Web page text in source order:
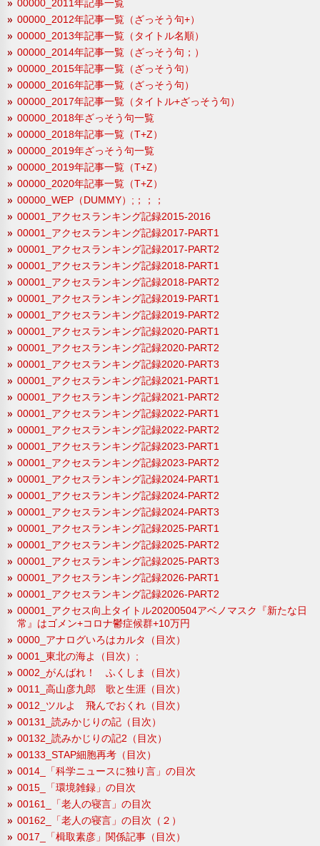
00000_2011年記事一覧
00000_2012年記事一覧（ざっそう句+）
00000_2013年記事一覧（タイトル名順）
00000_2014年記事一覧（ざっそう句；）
00000_2015年記事一覧（ざっそう句）
00000_2016年記事一覧（ざっそう句）
00000_2017年記事一覧（タイトル+ざっそう句）
00000_2018年ざっそう句一覧
00000_2018年記事一覧（T+Z）
00000_2019年ざっそう句一覧
00000_2019年記事一覧（T+Z）
00000_2020年記事一覧（T+Z）
00000_WEP（DUMMY）;；；；
00001_アクセスランキング記録2015-2016
00001_アクセスランキング記録2017-PART1
00001_アクセスランキング記録2017-PART2
00001_アクセスランキング記録2018-PART1
00001_アクセスランキング記録2018-PART2
00001_アクセスランキング記録2019-PART1
00001_アクセスランキング記録2019-PART2
00001_アクセスランキング記録2020-PART1
00001_アクセスランキング記録2020-PART2
00001_アクセスランキング記録2020-PART3
00001_アクセスランキング記録2021-PART1
00001_アクセスランキング記録2021-PART2
00001_アクセスランキング記録2022-PART1
00001_アクセスランキング記録2022-PART2
00001_アクセスランキング記録2023-PART1
00001_アクセスランキング記録2023-PART2
00001_アクセスランキング記録2024-PART1
00001_アクセスランキング記録2024-PART2
00001_アクセスランキング記録2024-PART3
00001_アクセスランキング記録2025-PART1
00001_アクセスランキング記録2025-PART2
00001_アクセスランキング記録2025-PART3
00001_アクセスランキング記録2026-PART1
00001_アクセスランキング記録2026-PART2
00001_アクセス向上タイトル20200504アベノマスク『新たな日
常』はゴメン+コロナ鬱症候群+10万円
0000_アナログいろはカルタ（目次）
0001_東北の海よ（目次）;
0002_がんばれ！ ふくしま（目次）
0011_高山彦九郎 歌と生涯（目次）
0012_ツルよ 飛んでおくれ（目次）
00131_読みかじりの記（目次）
00132_読みかじりの記2（目次）
00133_STAP細胞再考（目次）
0014_「科学ニュースに独り言」の目次
0015_「環境雑録」の目次
00161_「老人の寝言」の目次
00162_「老人の寝言」の目次（２）
0017_「楫取素彦」関係記事（目次）